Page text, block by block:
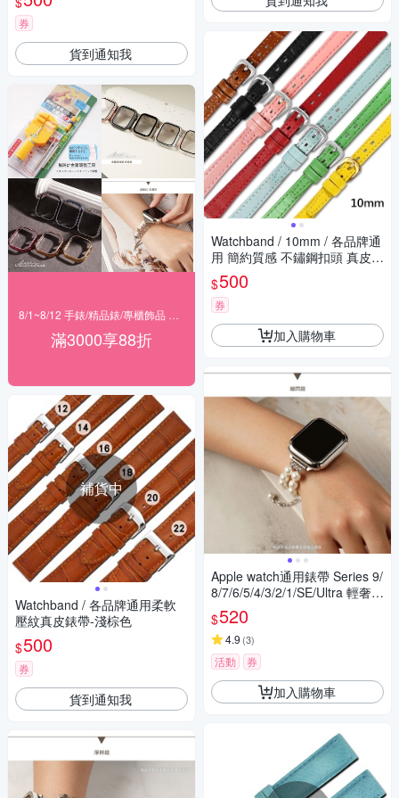
券
貨到通知我
滿3000享88折
補貨中
Watchband / 各品牌通用柔軟
壓紋真皮錶帶-淺棕色
$500
券
貨到通知我
Watchband / 10mm / 各品牌通
用 簡約質感 不鏽鋼扣頭 真皮錶
帶 淺咖/黑/粉/藍/綠/紅/黃
$500
券
加入購物車
Apple watch通用錶帶 Series 9/
8/7/6/5/4/3/2/1/SE/Ultra 輕奢圓
潤珍珠飾品錶帶
$520
4.9 (3)
活動 券
加入購物車